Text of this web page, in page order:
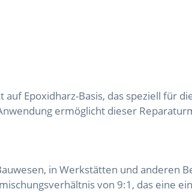
Epoxidharz-Basis, das speziell für
ermöglicht dieser
in Werkstätten und anderen
von 9:1, das eine